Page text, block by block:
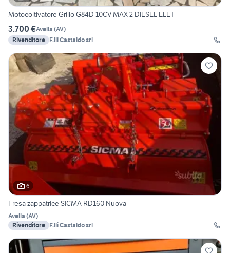
Motocoltivatore Grillo G84D 10CV MAX 2 DIESEL ELET
3.700 €Avella (AV)
Rivenditore F.lli Castaldo srl
6
Fresa zappatrice SICMA RD160 Nuova
Avella (AV)
Rivenditore F.lli Castaldo srl